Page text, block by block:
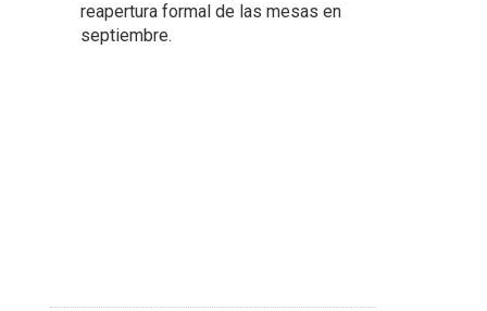
reapertura formal de las mesas en
septiembre.